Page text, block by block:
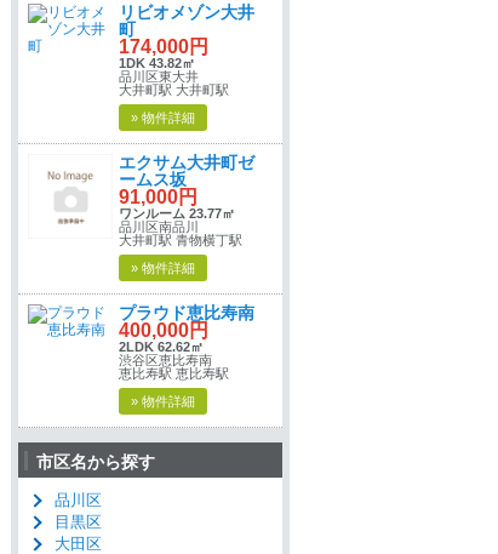
リビオメゾン大井
町
174,000円
1DK 43.82㎡
品川区東大井
大井町駅 大井町駅
» 物件詳細
エクサム大井町ゼ
ームス坂
91,000円
ワンルーム 23.77㎡
品川区南品川
大井町駅 青物横丁駅
» 物件詳細
プラウド恵比寿南
400,000円
2LDK 62.62㎡
渋谷区恵比寿南
恵比寿駅 恵比寿駅
» 物件詳細
市区名から探す
品川区
目黒区
大田区